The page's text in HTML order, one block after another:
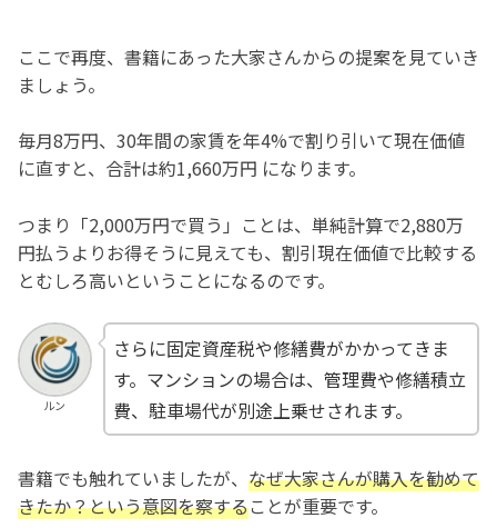
ここで再度、書籍にあった大家さんからの提案を見ていき
ましょう。
毎月8万円、30年間の家賃を年4%で割り引いて現在価値
に直すと、合計は約1,660万円 になります。
つまり「2,000万円で買う」ことは、単純計算で2,880万
円払うよりお得そうに見えても、割引現在価値で比較する
とむしろ高いということになるのです。
ルン
さらに固定資産税や修繕費がかかってきま
す。マンションの場合は、管理費や修繕積立
費、駐車場代が別途上乗せされます。
書籍でも触れていましたが、 なぜ大家さんが購入を勧めて
きたか？という意図を察することが重要です。